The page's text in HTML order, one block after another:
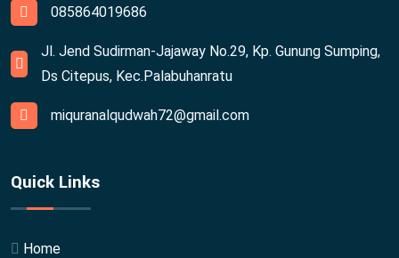
085864019686
Jl. Jend Sudirman-Jajaway No.29, Kp. Gunung Sumping,
Ds Citepus, Kec.Palabuhanratu
miquranalqudwah72@gmail.com
Quick Links
Home